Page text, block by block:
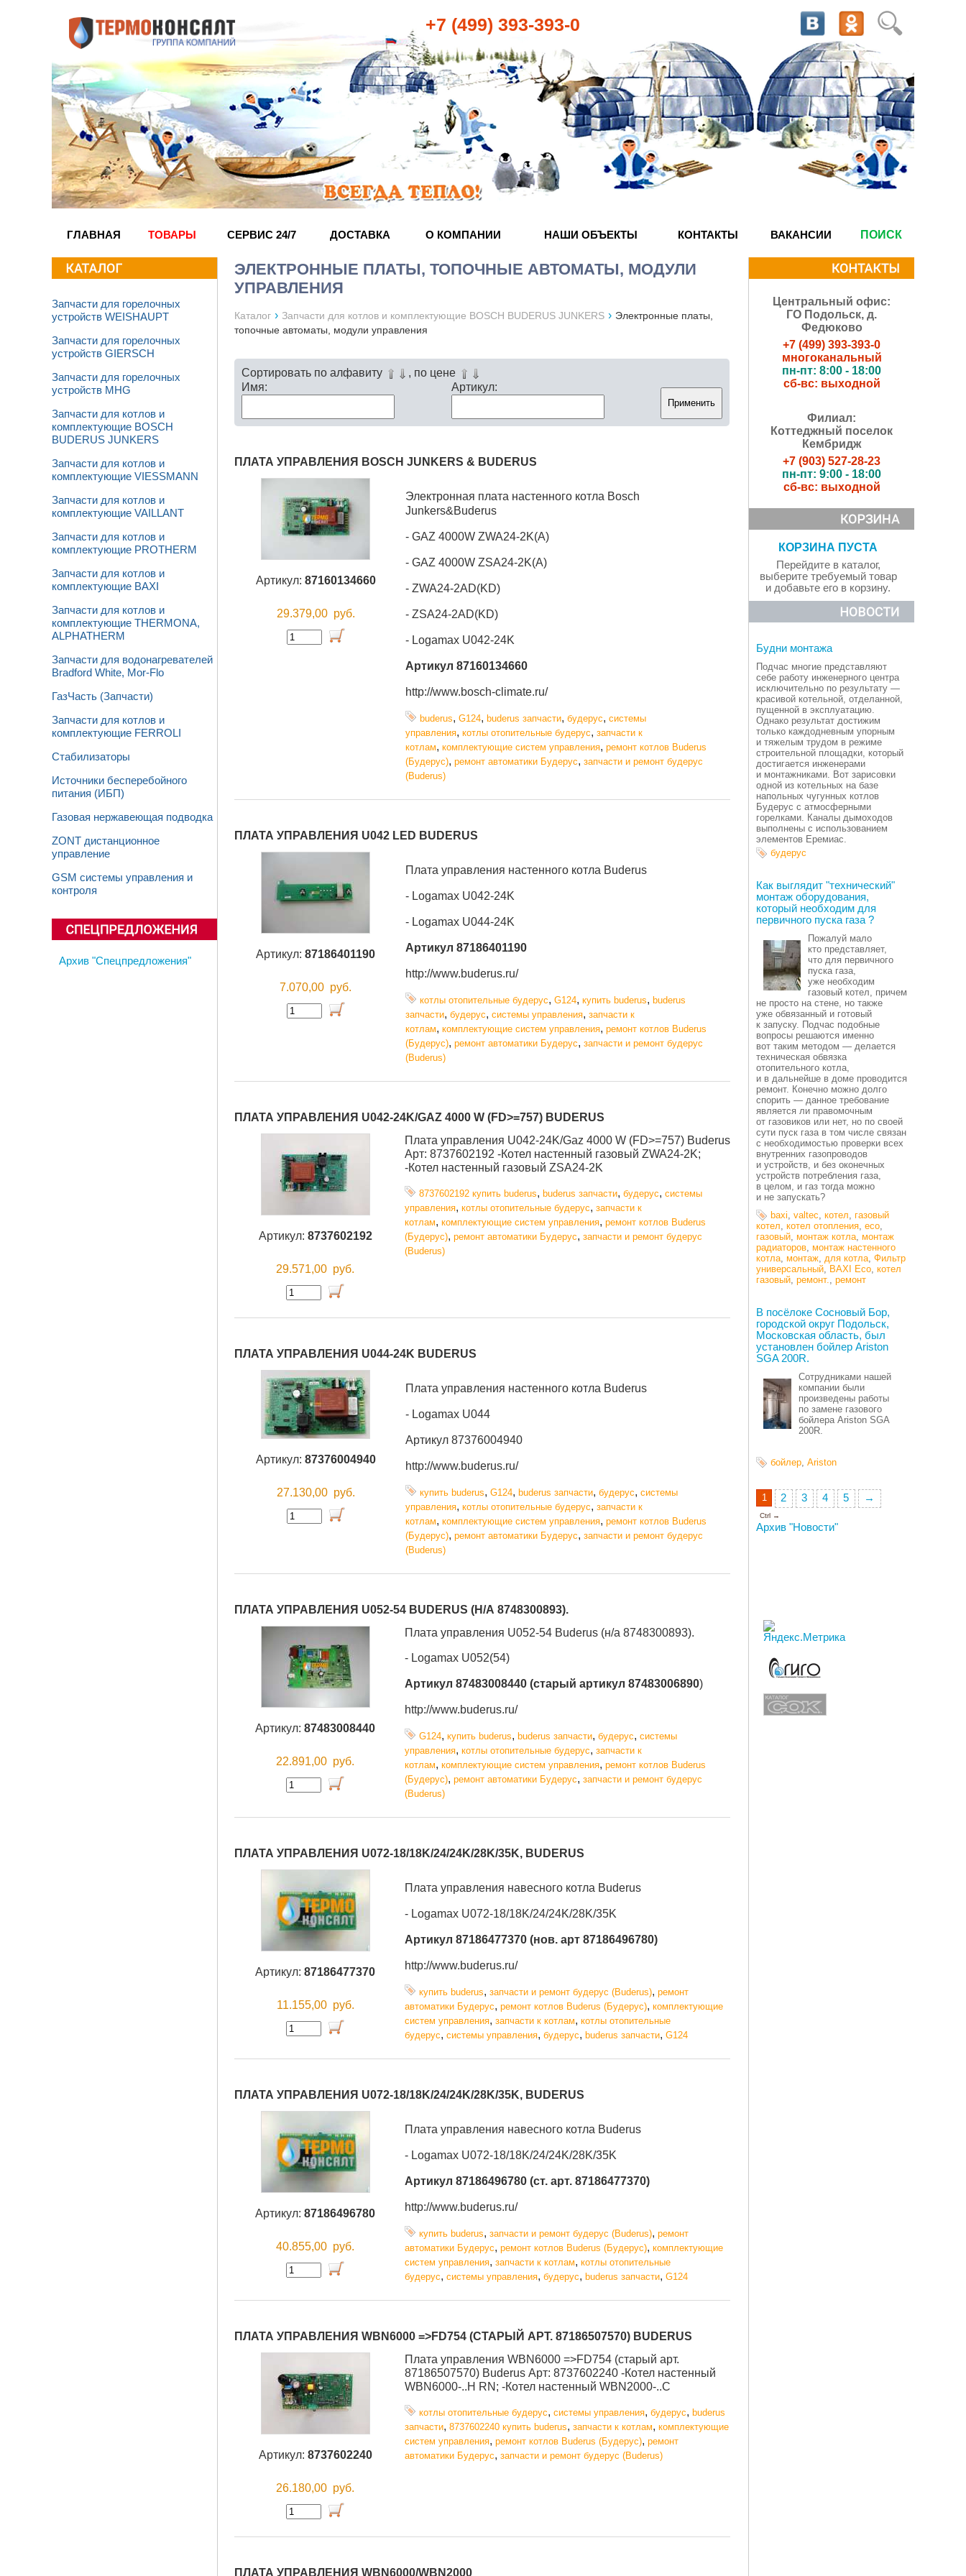
+7 (499) 393-393-0
ГЛАВНАЯ ТОВАРЫ СЕРВИС 24/7 ДОСТАВКА О КОМПАНИИ НАШИ ОБЪЕКТЫ КОНТАКТЫ ВАКАНСИИ ПОИСК
Запчасти для горелочных
устройств WEISHAUPT
Запчасти для горелочных
устройств GIERSCH
Запчасти для горелочных
устройств MHG
Запчасти для котлов и
комплектующие BOSCH
BUDERUS JUNKERS
Запчасти для котлов и
комплектующие VIESSMANN
Запчасти для котлов и
комплектующие VAILLANT
Запчасти для котлов и
комплектующие PROTHERM
Запчасти для котлов и
комплектующие BAXI
Запчасти для котлов и
комплектующие THERMONA,
ALPHATHERM
Запчасти для водонагревателей
Bradford White, Mor-Flo
ГазЧасть (Запчасти)
Запчасти для котлов и
комплектующие FERROLI
Стабилизаторы
Источники бесперебойного
питания (ИБП)
Газовая нержавеющая подводка
ZONT дистанционное
управление
GSM системы управления и
контроля
Архив "Спецпредложения"
ЭЛЕКТРОННЫЕ ПЛАТЫ, ТОПОЧНЫЕ АВТОМАТЫ, МОДУЛИ
УПРАВЛЕНИЯ
Каталог › Запчасти для котлов и комплектующие BOSCH BUDERUS JUNKERS › Электронные платы,
топочные автоматы, модули управления
Сортировать по алфавиту
, по цене
Имя:
Артикул:
ПЛАТА УПРАВЛЕНИЯ BOSCH JUNKERS & BUDERUS
Артикул: 87160134660
29.379,00 руб.
Электронная плата настенного котла Bosch
Junkers&Buderus
- GAZ 4000W ZWA24-2K(A)
- GAZ 4000W ZSA24-2K(A)
- ZWA24-2AD(KD)
- ZSA24-2AD(KD)
- Logamax U042-24K
Артикул 87160134660
http://www.bosch-climate.ru/
buderus, G124, buderus запчасти, будерус, системы
управления, котлы отопительные будерус, запчасти к
котлам, комплектующие систем управления, ремонт котлов Buderus
(Будерус), ремонт автоматики Будерус, запчасти и ремонт будерус
(Buderus)
ПЛАТА УПРАВЛЕНИЯ U042 LED BUDERUS
Артикул: 87186401190
7.070,00 руб.
Плата управления настенного котла Buderus
- Logamax U042-24K
- Logamax U044-24K
Артикул 87186401190
http://www.buderus.ru/
котлы отопительные будерус, G124, купить buderus, buderus
запчасти, будерус, системы управления, запчасти к
котлам, комплектующие систем управления, ремонт котлов Buderus
(Будерус), ремонт автоматики Будерус, запчасти и ремонт будерус
(Buderus)
ПЛАТА УПРАВЛЕНИЯ U042-24K/GAZ 4000 W (FD>=757) BUDERUS
Артикул: 8737602192
29.571,00 руб.
Плата управления U042-24K/Gaz 4000 W (FD>=757) Buderus
Арт: 8737602192 -Котел настенный газовый ZWA24-2K;
-Котел настенный газовый ZSA24-2K
8737602192 купить buderus, buderus запчасти, будерус, системы
управления, котлы отопительные будерус, запчасти к
котлам, комплектующие систем управления, ремонт котлов Buderus
(Будерус), ремонт автоматики Будерус, запчасти и ремонт будерус
(Buderus)
ПЛАТА УПРАВЛЕНИЯ U044-24K BUDERUS
Артикул: 87376004940
27.130,00 руб.
Плата управления настенного котла Buderus
- Logamax U044
Артикул 87376004940
http://www.buderus.ru/
купить buderus, G124, buderus запчасти, будерус, системы
управления, котлы отопительные будерус, запчасти к
котлам, комплектующие систем управления, ремонт котлов Buderus
(Будерус), ремонт автоматики Будерус, запчасти и ремонт будерус
(Buderus)
ПЛАТА УПРАВЛЕНИЯ U052-54 BUDERUS (Н/А 8748300893).
Артикул: 87483008440
22.891,00 руб.
Плата управления U052-54 Buderus (н/а 8748300893).
- Logamax U052(54)
Артикул 87483008440 (старый артикул 87483006890)
http://www.buderus.ru/
G124, купить buderus, buderus запчасти, будерус, системы
управления, котлы отопительные будерус, запчасти к
котлам, комплектующие систем управления, ремонт котлов Buderus
(Будерус), ремонт автоматики Будерус, запчасти и ремонт будерус
(Buderus)
ПЛАТА УПРАВЛЕНИЯ U072-18/18K/24/24K/28K/35K, BUDERUS
Артикул: 87186477370
11.155,00 руб.
Плата управления навесного котла Buderus
- Logamax U072-18/18K/24/24K/28K/35K
Артикул 87186477370 (нов. арт 87186496780)
http://www.buderus.ru/
купить buderus, запчасти и ремонт будерус (Buderus), ремонт
автоматики Будерус, ремонт котлов Buderus (Будерус), комплектующие
систем управления, запчасти к котлам, котлы отопительные
будерус, системы управления, будерус, buderus запчасти, G124
ПЛАТА УПРАВЛЕНИЯ U072-18/18K/24/24K/28K/35K, BUDERUS
Артикул: 87186496780
40.855,00 руб.
Плата управления навесного котла Buderus
- Logamax U072-18/18K/24/24K/28K/35K
Артикул 87186496780 (ст. арт. 87186477370)
http://www.buderus.ru/
купить buderus, запчасти и ремонт будерус (Buderus), ремонт
автоматики Будерус, ремонт котлов Buderus (Будерус), комплектующие
систем управления, запчасти к котлам, котлы отопительные
будерус, системы управления, будерус, buderus запчасти, G124
ПЛАТА УПРАВЛЕНИЯ WBN6000 =>FD754 (СТАРЫЙ АРТ. 87186507570) BUDERUS
Артикул: 8737602240
26.180,00 руб.
Плата управления WBN6000 =>FD754 (старый арт.
87186507570) Buderus Арт: 8737602240 -Котел настенный
WBN6000-..H RN; -Котел настенный WBN2000-..C
котлы отопительные будерус, системы управления, будерус, buderus
запчасти, 8737602240 купить buderus, запчасти к котлам, комплектующие
систем управления, ремонт котлов Buderus (Будерус), ремонт
автоматики Будерус, запчасти и ремонт будерус (Buderus)
ПЛАТА УПРАВЛЕНИЯ WBN6000/WBN2000
Центральный офис:
ГО Подольск, д.
Федюково
+7 (499) 393-393-0
многоканальный
пн-пт: 8:00 - 18:00
сб-вс: выходной
Филиал:
Коттеджный поселок
Кембридж
+7 (903) 527-28-23
пн-пт: 9:00 - 18:00
сб-вс: выходной
КОРЗИНА ПУСТА
Перейдите в каталог,
выберите требуемый товар
и добавьте его в корзину.
Будни монтажа
Подчас многие представляют
себе работу инженерного центра
исключительно по результату —
красивой котельной, отделанной,
пущенной в эксплуатацию.
Однако результат достижим
только каждодневным упорным
и тяжелым трудом в режиме
строительной площадки, который
достигается инженерами
и монтажниками. Вот зарисовки
одной из котельных на базе
напольных чугунных котлов
Будерус с атмосферными
горелками. Каналы дымоходов
выполнены с использованием
элементов Еремиас.
будерус
Как выглядит "технический"
монтаж оборудования,
который необходим для
первичного пуска газа ?
Пожалуй мало
кто представляет,
что для первичного
пуска газа,
уже необходим
газовый котел, причем
не просто на стене, но также
уже обвязанный и готовый
к запуску. Подчас подобные
вопросы решаются именно
вот таким методом — делается
техническая обвязка
отопительного котла,
и в дальнейше в доме проводится
ремонт. Конечно можно долго
спорить — данное требование
является ли правомочным
от газовиков или нет, но по своей
сути пуск газа в том числе связан
с необходимостью проверки всех
внутренних газопроводов
и устройств, и без оконечных
устройств потребления газа,
в целом, и газ тогда можно
и не запускать?
baxi, valtec, котел, газовый
котел, котел отопления, eco,
газовый, монтаж котла, монтаж
радиаторов, монтаж настенного
котла, монтаж, для котла, Фильтр
универсальный, BAXI Eco, котел
газовый, ремонт., ремонт
В посёлоке Сосновый Бор,
городской округ Подольск,
Московская область, был
установлен бойлер Ariston
SGA 200R.
Сотрудниками нашей
компании были
произведены работы
по замене газового
бойлера Ariston SGA
200R.
бойлер, Ariston
1 2 3 4 5 →
Ctrl →
Архив "Новости"